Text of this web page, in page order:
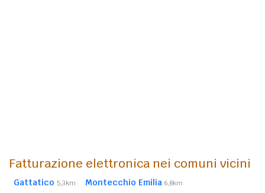
Fatturazione elettronica nei comuni vicini
Gattatico 5,3km Montecchio Emilia 6,8km